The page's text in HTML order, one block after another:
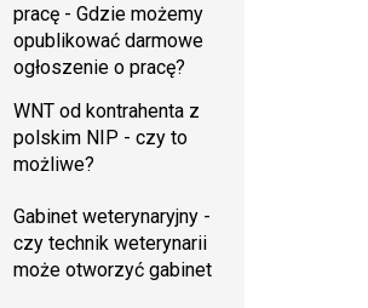
pracę - Gdzie możemy
opublikować darmowe
ogłoszenie o pracę?
WNT od kontrahenta z
polskim NIP - czy to
możliwe?
Gabinet weterynaryjny -
czy technik weterynarii
może otworzyć gabinet